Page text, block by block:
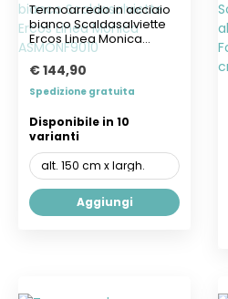
Termoarredo in acciaio
bianco Scaldasalviette
Ercos Linea Monica
ASMONF9010
€ 144,90
Spedizione gratuita
Disponibile in 10
varianti
Aggiungi